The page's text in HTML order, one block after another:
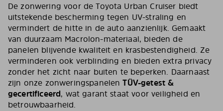
De zonwering voor de Toyota Urban Cruiser biedt
uitstekende bescherming tegen UV-straling en
vermindert de hitte in de auto aanzienlijk. Gemaakt
van duurzaam Macrolon-materiaal, bieden de
panelen blijvende kwaliteit en krasbestendigheid. Ze
verminderen ook verblinding en bieden extra privacy
zonder het zicht naar buiten te beperken. Daarnaast
zijn onze zonweringspanelenTÜV-getest &
gecertificeerd, wat garant staat voor veiligheid en
betrouwbaarheid.